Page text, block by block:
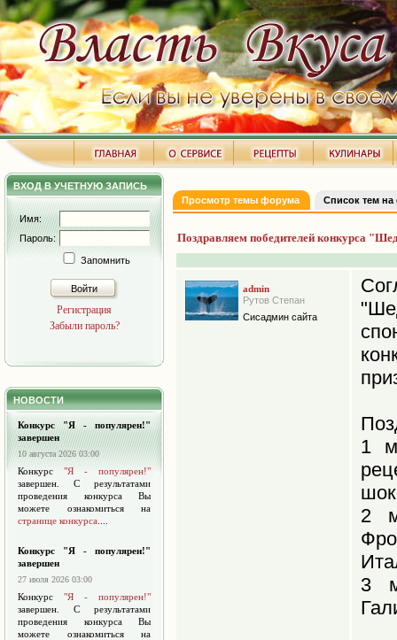
ВХОД В УЧЕТНУЮ ЗАПИСЬ
Имя:
Пароль:
Запомнить
Войти
Регистрация
Забыли пароль?
НОВОСТИ
Конкурс "Я - популярен!"
завершен
10 августа 2026 03:00
Конкурс "Я - популярен!"
завершен. С результатами
проведения конкурса Вы
можете ознакомиться на
странице конкурса
Конкурс "Я - популярен!"
завершен
27 июля 2026 03:00
Конкурс "Я - популярен!"
завершен. С результатами
проведения конкурса Вы
можете ознакомиться на
Просмотр темы форума Список тем
Поздравляем победителей конкурса
admin
Рутов Степан
Сисадмин сайта
1
2
3